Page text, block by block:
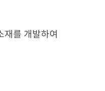
재를 개발하여